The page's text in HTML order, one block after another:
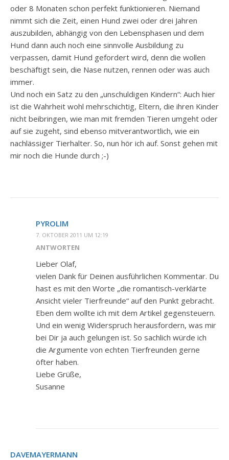
oder 8 Monaten schon perfekt funktionieren. Niemand
nimmt sich die Zeit, einen Hund zwei oder drei Jahren
auszubilden, abhängig von den Lebensphasen und dem
Hund dann auch noch eine sinnvolle Ausbildung zu
verpassen, damit Hund gefordert wird, denn die wollen
beschäftigt sein, die Nase nutzen, rennen oder was auch
immer.
Und noch ein Satz zu den „unschuldigen Kindern“: Auch hier
ist die Wahrheit wohl mehrschichtig, Eltern, die ihren Kinder
nicht beibringen, wie man mit fremden Tieren umgeht oder
auf sie zugeht, sind ebenso mitverantwortlich, wie ein
nachlässiger Tierhalter. So, nun hör ich auf. Sonst gehen mit
mir noch die Hunde durch ;-)
PYROLIM
7. OKTOBER 2011 UM 12:19
ANTWORTEN
Lieber Olaf,
vielen Dank für Deinen ausführlichen Kommentar. Du
hast es mit den Worte „die romantisch-verklärte
Ansicht vieler Tierfreunde“ auf den Punkt gebracht.
Eben dem wollte ich mit dem Artikel gegensteuern.
Und ein wenig Widerspruch herausfordern, was mir
bei Dir ja auch gelungen ist. So sachlich würde ich
die Argumente von echten Tierfreunden gerne
öfter haben.
Liebe Grüße,
Susanne
DAVEMAYERMANN